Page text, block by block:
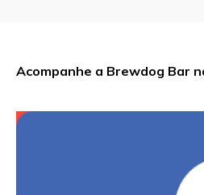
Acompanhe a Brewdog Bar